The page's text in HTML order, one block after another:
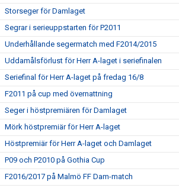
Storseger för Damlaget
Segrar i serieuppstarten för P2011
Underhållande segermatch med F2014/2015
Uddamålsförlust för Herr A-laget i seriefinalen
Seriefinal för Herr A-laget på fredag 16/8
F2011 på cup med övernattning
Seger i höstpremiären för Damlaget
Mörk höstpremiär för Herr A-laget
Höstpremiär för Herr A-laget och Damlaget
P09 och P2010 på Gothia Cup
F2016/2017 på Malmö FF Dam-match